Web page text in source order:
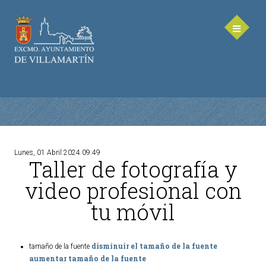
AYUNTAMIENTO
Saluda de la Alcaldesa
Equipo de Gobierno
Delegaciones Municipales
Teléfonos de contacto
Lunes, 01 Abril 2024 09:49
Taller de fotografía y
video profesional con
tu móvil
tamaño de la fuente disminuir el tamaño de la fuente
aumentar tamaño de la fuente